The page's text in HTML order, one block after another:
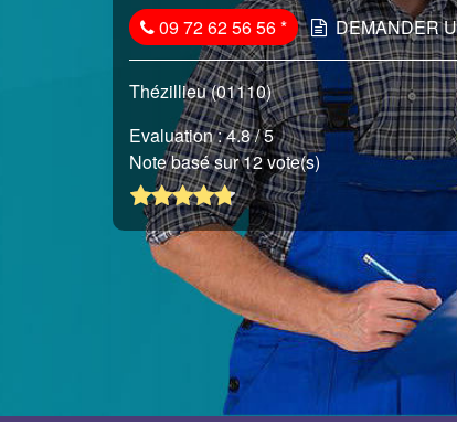
09 72 62 56 56* DEMANDER
Thézillieu (01110)
Evaluation :4.8/ 5
Note basé sur 12 vote(s)